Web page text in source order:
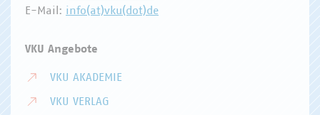
E-Mail: info(at)vku(dot)de
VKU Angebote
VKU AKADEMIE
VKU VERLAG